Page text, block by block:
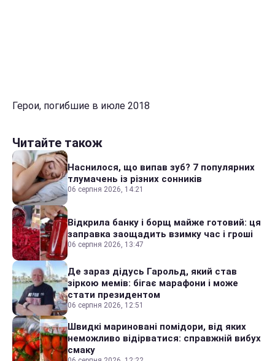
Герои, погибшие в июле 2018
Читайте також
Наснилося, що випав зуб? 7 популярних
тлумачень із різних сонників
06 серпня 2026, 14:21
Відкрила банку і борщ майже готовий: ця
заправка заощадить взимку час і гроші
06 серпня 2026, 13:47
Де зараз дідусь Гарольд, який став
зіркою мемів: бігає марафони і може
стати президентом
06 серпня 2026, 12:51
Швидкі мариновані помідори, від яких
неможливо відірватися: справжній вибух
смаку